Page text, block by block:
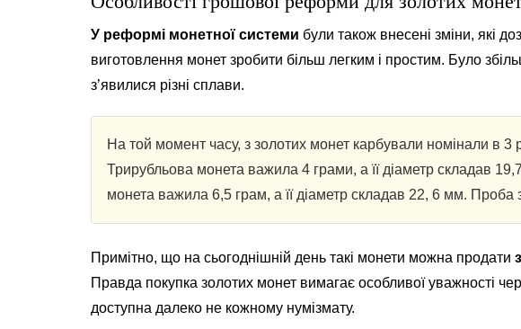
У реформі монетної системи були також внесені зміни, які
виготовлення монет зробити більш легким і простим. Було
з’явилися різні сплави.
На той момент часу, з золотих монет карбували номінали в 3
Трирубльова монета важила 4 грами, а її діаметр складав
монета важила 6,5 грам, а її діаметр складав 22, 6 мм. Проба
Примітно, що на сьогоднішній день такі монети можна продати
Правда покупка золотих монет вимагає особливої ​​уважності
доступна далеко не кожному нумізмату.